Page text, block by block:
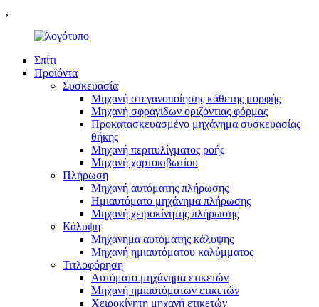
,
Σπίτι
Προϊόντα
Συσκευασία
Μηχανή στεγανοποίησης κάθετης μορφής
Μηχανή σφραγίδων οριζόντιας φόρμας
Προκατασκευασμένο μηχάνημα συσκευασίας
θήκης
Μηχανή περιτυλίγματος ροής
Μηχανή χαρτοκιβωτίου
Πλήρωση
Μηχανή αυτόματης πλήρωσης
Ημιαυτόματο μηχάνημα πλήρωσης
Μηχανή χειροκίνητης πλήρωσης
Κάλυψη
Μηχάνημα αυτόματης κάλυψης
Μηχανή ημιαυτόματου καλύμματος
Τιτλοφόρηση
Αυτόματο μηχάνημα ετικετών
Μηχανή ημιαυτόματων ετικετών
Χειροκίνητη μηχανή ετικετών